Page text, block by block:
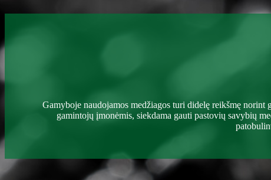
Gamyboje naudojamos medžiagos turi didelę reikšmę
gamintojų įmonėmis, siekdama gauti pastovių savybių